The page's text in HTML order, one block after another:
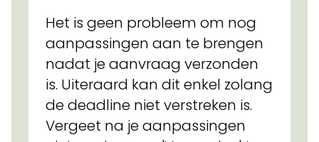
Het is geen probleem om nog
aanpassingen aan te brengen
nadat je aanvraag verzonden
is. Uiteraard kan dit enkel zolang
de deadline niet verstreken is.
Vergeet na je aanpassingen